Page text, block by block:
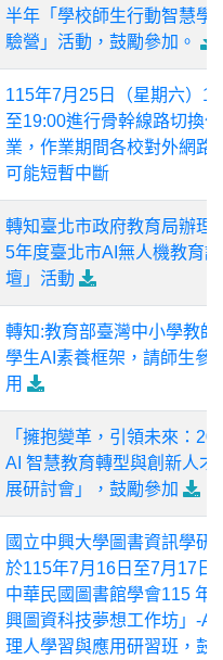
半年「學校師生行動智慧學
驗營」活動，鼓勵參加。
115年7月25日（星期六）
至19:00進行骨幹線路切換作
業，作業期間各校對外網路
可能短暫中斷
轉知臺北市政府教育局辦理
5年度臺北市AI無人機教育論
壇」活動
轉知:教育部臺灣中小學教師
學生AI素養框架，請師生參
用
「擁抱變革，引領未來：
AI 智慧教育轉型與創新人才
展研討會」，鼓勵參加
國立中興大學圖書資訊學研
於115年7月16日至7月17日
中華民國圖書館學會115 年
興圖資科技夢想工作坊」-AI
理人學習與應用研習班，鼓